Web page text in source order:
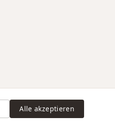
Alle akzeptieren